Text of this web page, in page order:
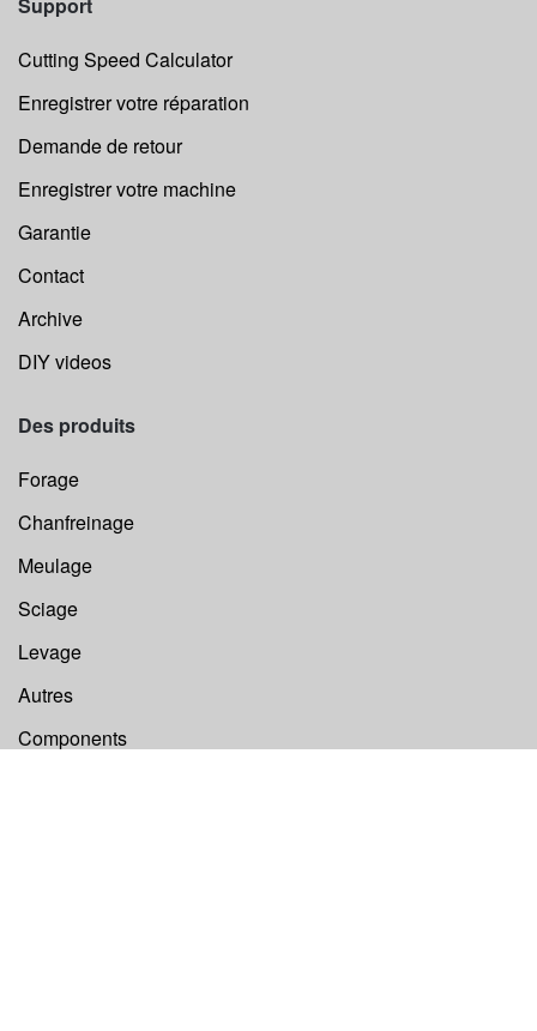
Cutting Speed Calculator
Enregistrer votre réparation
Demande de retour
Enregistrer votre machine
Garantie
Contact
Archive
DIY videos
Des produits
Forage
Chanfreinage
Meulage
Sciage
Levage
Autres
Components